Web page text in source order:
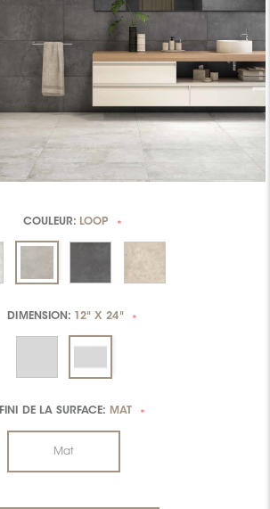
COULEUR: LOOP *
DIMENSION: 12" X 24" *
FINI DE LA SURFACE: MAT *
Mat